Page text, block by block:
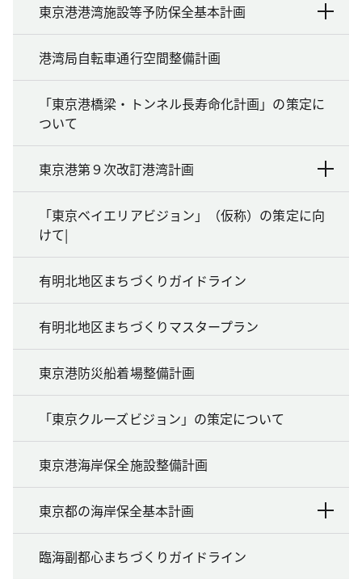
東京港港湾施設等予防保全基本計画
港湾局自転車通行空間整備計画
「東京港橋梁・トンネル長寿命化計画」の策定に
ついて
東京港第９次改訂港湾計画
「東京ベイエリアビジョン」（仮称）の策定に向
けて|
有明北地区まちづくりガイドライン
有明北地区まちづくりマスタープラン
東京港防災船着場整備計画
「東京クルーズビジョン」の策定について
東京港海岸保全施設整備計画
東京都の海岸保全基本計画
臨海副都心まちづくりガイドライン